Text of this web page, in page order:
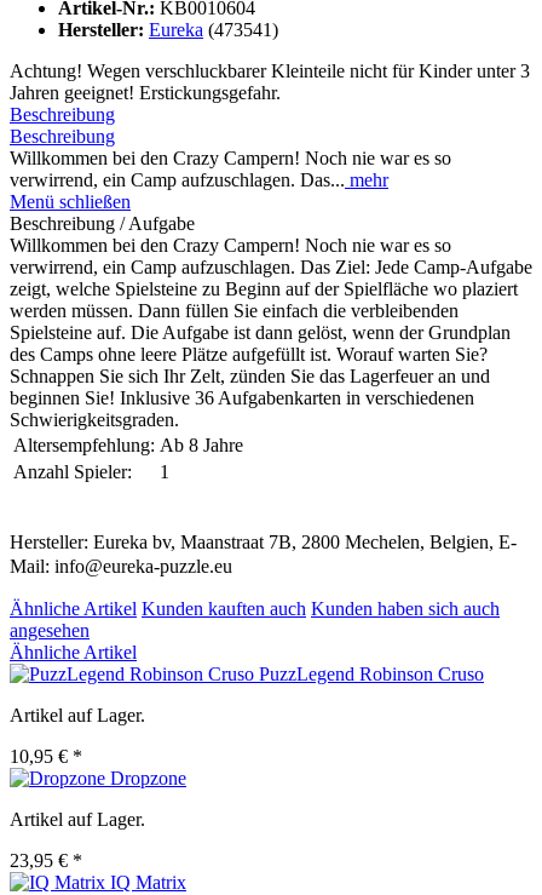
Artikel-Nr.: KB0010604
Hersteller: Eureka (473541)
Achtung! Wegen verschluckbarer Kleinteile nicht für Kinder unter 3
Jahren geeignet! Erstickungsgefahr.
Beschreibung
Beschreibung
Willkommen bei den Crazy Campern! Noch nie war es so
verwirrend, ein Camp aufzuschlagen. Das... mehr
Menü schließen
Beschreibung / Aufgabe
Willkommen bei den Crazy Campern! Noch nie war es so
verwirrend, ein Camp aufzuschlagen. Das Ziel: Jede Camp-Aufgabe
zeigt, welche Spielsteine zu Beginn auf der Spielfläche wo plaziert
werden müssen. Dann füllen Sie einfach die verbleibenden
Spielsteine auf. Die Aufgabe ist dann gelöst, wenn der Grundplan
des Camps ohne leere Plätze aufgefüllt ist. Worauf warten Sie?
Schnappen Sie sich Ihr Zelt, zünden Sie das Lagerfeuer an und
beginnen Sie! Inklusive 36 Aufgabenkarten in verschiedenen
Schwierigkeitsgraden.
Altersempfehlung: Ab 8 Jahre
Anzahl Spieler:
1
Hersteller: Eureka bv, Maanstraat 7B, 2800 Mechelen, Belgien, E-
Mail: info@eureka-puzzle.eu
Ähnliche Artikel Kunden kauften auch Kunden haben sich auch
angesehen
Ähnliche Artikel
PuzzLegend Robinson Cruso
Artikel auf Lager.
10,95 € *
Dropzone
Artikel auf Lager.
23,95 € *
IQ Matrix